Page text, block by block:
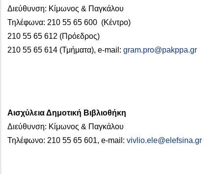
Διεύθυνση: Κίμωνος & Παγκάλου
Τηλέφωνα: 210 55 65 600 (Κέντρο)
210 55 65 612 (Πρόεδρος)
210 55 65 614 (Τμήματα), e-mail: gram.pro@pakppa.gr
Αισχύλεια Δημοτική Βιβλιοθήκη
Διεύθυνση: Κίμωνος & Παγκάλου
Τηλέφωνο: 210 55 65 601, e-mail: vivlio.ele@elefsina.gr